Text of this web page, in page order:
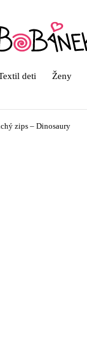
deti Ženy
zips – Dinosaury